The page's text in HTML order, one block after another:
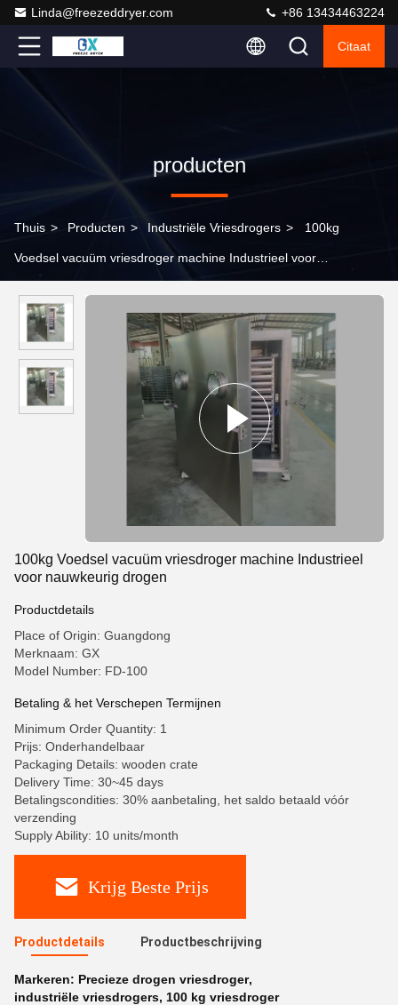
Linda@freezeddryer.com +86 13434463224
Citaat
producten
Thuis > Producten > Industriële Vriesdrogers > 100kg
Voedsel vacuüm vriesdroger machine Industrieel voor
100kg Voedsel vacuüm vriesdroger machine Industrieel
voor nauwkeurig drogen
Productdetails
Place of Origin: Guangdong
Merknaam: GX
Model Number: FD-100
Betaling & het Verschepen Termijnen
Minimum Order Quantity: 1
Prijs: Onderhandelbaar
Packaging Details: wooden crate
Delivery Time: 30~45 days
Betalingscondities: 30% aanbetaling, het saldo betaald vóór
verzending
Supply Ability: 10 units/month
Krijg Beste Prijs
Productdetails Productbeschrijving
Markeren: Precieze drogen vriesdroger,
industriële vriesdrogers, 100 kg vriesdroger